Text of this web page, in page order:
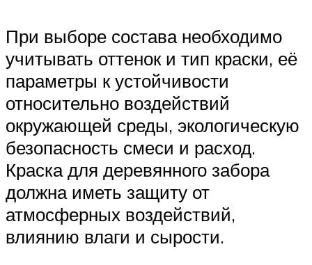
При выборе состава необходимо
учитывать оттенок и тип краски, её
параметры к устойчивости
относительно воздействий
окружающей среды, экологическую
безопасность смеси и расход.
Краска для деревянного забора
должна иметь защиту от
атмосферных воздействий,
влиянию влаги и сырости.